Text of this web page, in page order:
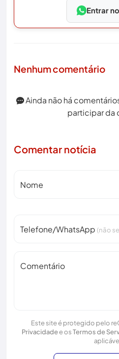
Entrar
Nenhum comentário
Ainda não há
participar da
Comentar notícia
Nome
Telefone/WhatsApp (não
Comentário
Este site é protegido pelo
Privacidadee osTermos de